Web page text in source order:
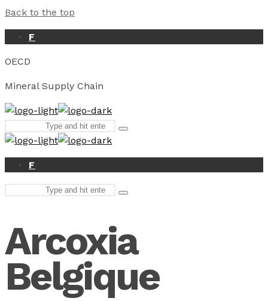
Back to the top
F
OECD
Mineral Supply Chain
for:
Type
enter
F
Type
Arcoxia
Belgique